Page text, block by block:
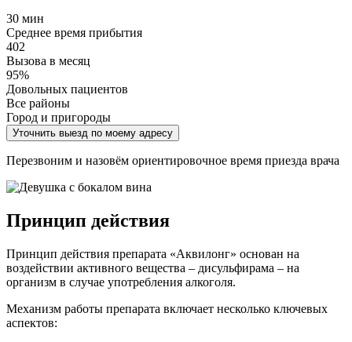
30 мин
Среднее время прибытия
402
Вызова в месяц
95%
Довольных пациентов
Все районы
Город и пригороды
Уточнить выезд по моему адресу
Перезвоним и назовём ориентировочное время приезда врача
Принцип действия
Принцип действия препарата «Аквилонг» основан на
воздействии активного вещества – дисульфирама – на
организм в случае употребления алкоголя.
Механизм работы препарата включает несколько ключевых
аспектов: